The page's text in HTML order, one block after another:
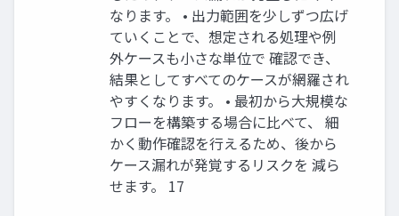
なります。 • 出力範囲を少しずつ広げ
ていくことで、想定される処理や例
外ケースも小さな単位で 確認でき、
結果としてすべてのケースが網羅され
やすくなります。 • 最初から大規模な
フローを構築する場合に比べて、 細
かく動作確認を行えるため、後から
ケース漏れが発覚するリスクを 減ら
せます。 17